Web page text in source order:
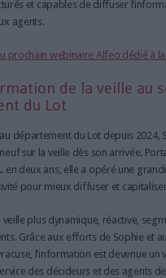
et capables de diffuser
agents.
prochain webinaire Alfeo dédié à la
de la veille au
du Lot
département du Lot depuis 2024,
sur la veille dès son arrivée.
en deux ans, elle a opéré une
pour mieux diffuser et
veille plus dynamique, réactive,
Grâce aux efforts de Sophie et
l’information est devenue un
des décideurs et des agents